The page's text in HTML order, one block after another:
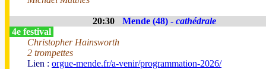
20:30 Mende (48) - cathédrale
4e festival
Christopher Hainsworth
2 trompettes
Lien : orgue-mende.fr/a-venir/programmation-2026/